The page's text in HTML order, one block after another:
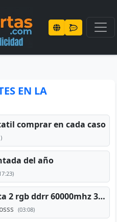
EN LA
comprar en cada caso
del año
acer predator vesta 2 rgb ddrr 60000mhz 32gb x2 16gb
(03:08)